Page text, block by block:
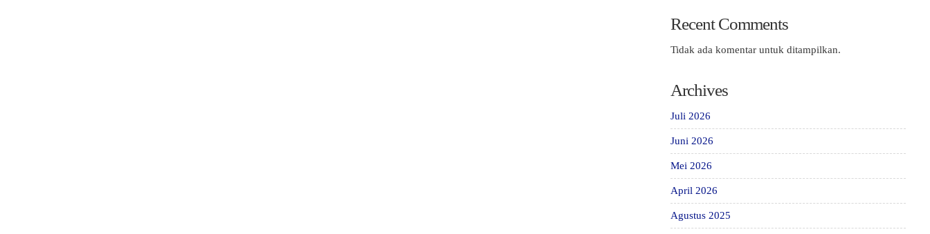
Recent Comments
Tidak ada komentar untuk ditampilkan.
Archives
Juli 2026
Juni 2026
Mei 2026
April 2026
Agustus 2025